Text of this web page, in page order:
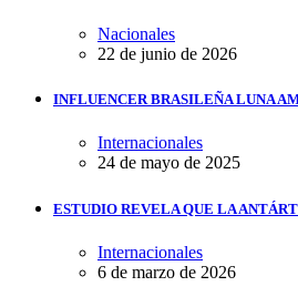
Nacionales
22 de junio de 2026
INFLUENCER BRASILEÑA LUNA
Internacionales
24 de mayo de 2025
ESTUDIO REVELA QUE LA
Internacionales
6 de marzo de 2026